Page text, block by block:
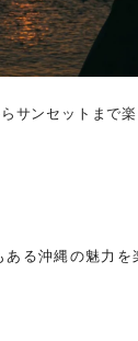
サンセットまで
る沖縄の魅力を